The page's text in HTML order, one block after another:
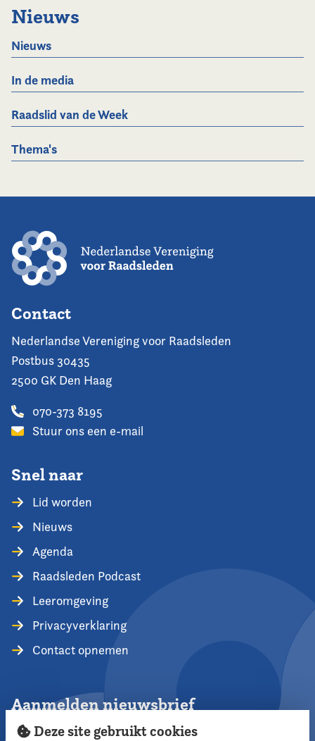
Nieuws
Nieuws
In de media
Raadslid van de Week
Thema's
Contact
Nederlandse Vereniging voor Raadsleden
Postbus 30435
2500 GK Den Haag
070-373 8195
Stuur ons een e-mail
Snel naar
Lid worden
Nieuws
Agenda
Raadsleden Podcast
Leeromgeving
Privacyverklaring
Contact opnemen
Aanmelden nieuwsbrief
Deze site gebruikt cookies